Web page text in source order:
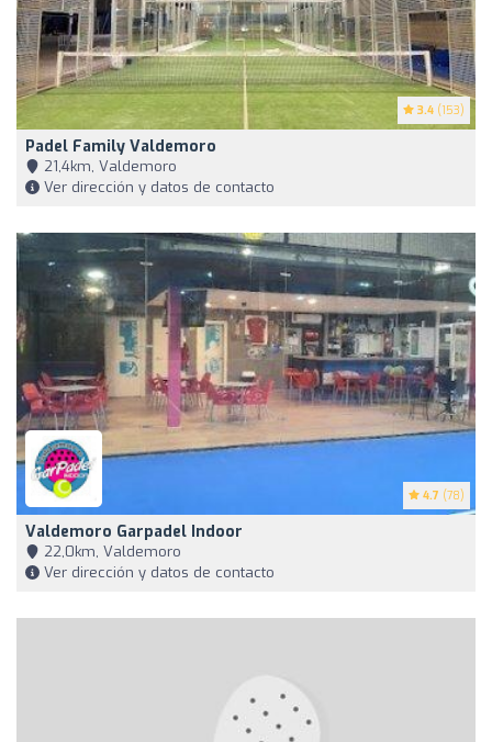
3.4 (153)
Padel Family Valdemoro
21,4km, Valdemoro
Ver dirección y datos de contacto
4.7 (78)
Valdemoro Garpadel Indoor
22,0km, Valdemoro
Ver dirección y datos de contacto